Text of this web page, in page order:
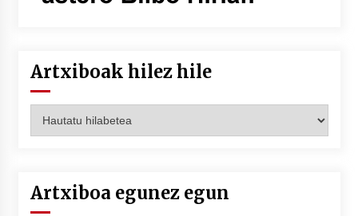
Artxiboak hilez hile
hilez
Artxiboa egunez egun